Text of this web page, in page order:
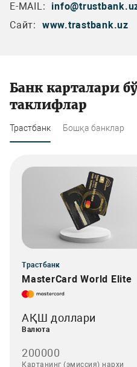
E-MAIL:
Сайт:
www.trastbank.uz
Банк карталари
таклифлар
Трастбанк Бошқа банклар
Трастбанк
MasterCard World Elite
АҚШ доллари
Валюта
200000
Картанинг (эмиссия) нархи